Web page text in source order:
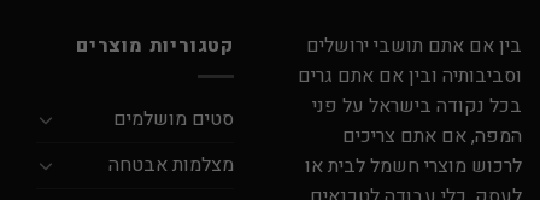
בין אם אתם תושבי ירושלים
וסביבותיה ובין אם אתם גרים
בכל נקודה בישראל על פני
המפה, אם אתם צריכים
לרכוש מוצרי חשמל לבית או
קטגוריות מוצרים
סטים מושלמים
מצלמות אבטחה